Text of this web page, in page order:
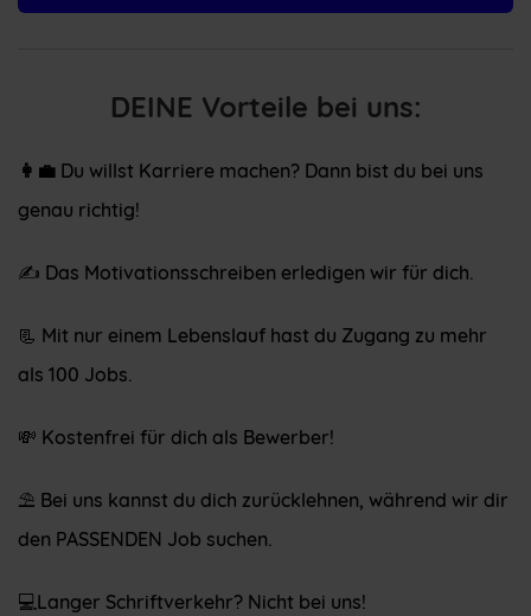
DEINE Vorteile bei uns:
👩‍💼 Du willst Karriere machen? Dann bist du bei uns
genau richtig!
✍️ Das Motivationsschreiben erledigen wir für dich.
📃 Mit nur einem Lebenslauf hast du Zugang zu mehr
als 100 Jobs.
💸 Kostenfrei für dich als Bewerber!
⛱ Bei uns kannst du dich zurücklehnen, während wir dir
den PASSENDEN Job suchen.
💻Langer Schriftverkehr? Nicht bei uns!